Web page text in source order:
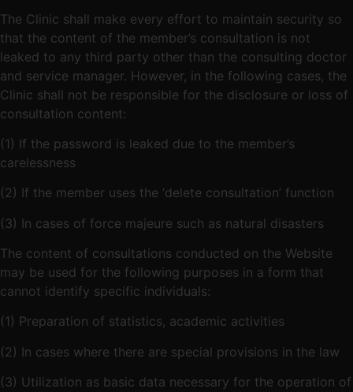
The Clinic shall make every effort to maintain security so
that the content of the member’s consultation is not
leaked to any third party other than the consulting doctor
and service manager. However, in the following cases, the
Clinic shall not be responsible for the disclosure or loss of
consultation content:
(1) If the password is leaked due to the member’s
carelessness
(2) If the member uses the ‘delete consultation’ function
(3) In cases of force majeure such as natural disasters
The content of consultations conducted on the Website
may be used for the following purposes in a form that
cannot identify specific individuals:
(1) Preparation of statistics, academic activities
(2) In cases where there are special provisions in the law
(3) Utilization as basic data necessary for the operation of